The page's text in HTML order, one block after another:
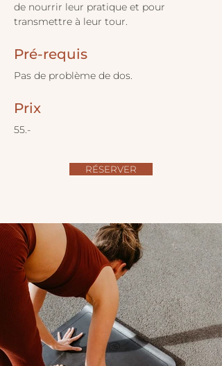
de nourrir leur pratique et pour
transmettre à leur tour.
Pré-requis
Pas de problème de dos.
Prix
55.-
RÉSERVER